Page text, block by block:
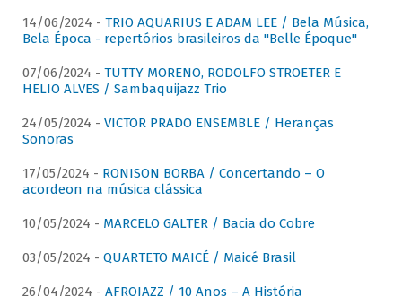
14/06/2024 - TRIO AQUARIUS E ADAM LEE / Bela Música,
Bela Época - repertórios brasileiros da "Belle Époque"
07/06/2024 - TUTTY MORENO, RODOLFO STROETER E
HELIO ALVES / Sambaquijazz Trio
24/05/2024 - VICTOR PRADO ENSEMBLE / Heranças
Sonoras
17/05/2024 - RONISON BORBA / Concertando – O
acordeon na música clássica
10/05/2024 - MARCELO GALTER / Bacia do Cobre
03/05/2024 - QUARTETO MAICÉ / Maicé Brasil
26/04/2024 - AFROJAZZ / 10 Anos – A História